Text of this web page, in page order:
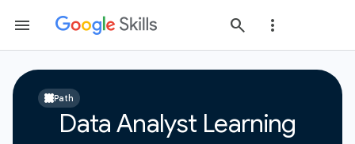
Path
Data Analyst Learning